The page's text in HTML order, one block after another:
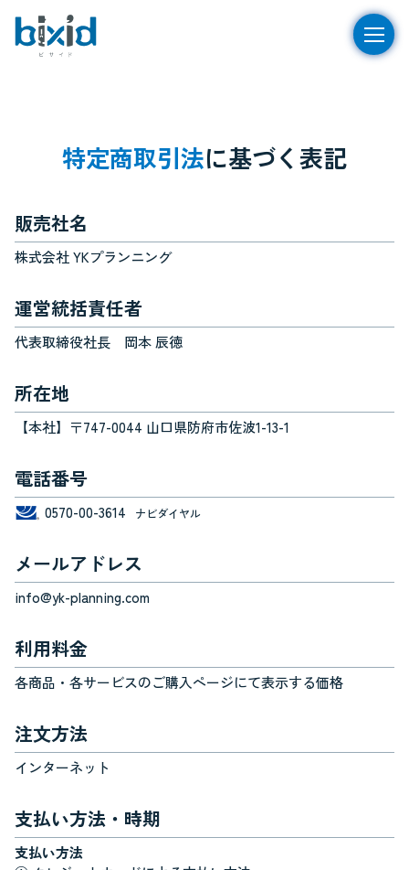
特定商取引法に基づく表記
販売社名
株式会社 YKプランニング
運営統括責任者
代表取締役社長 岡本 辰徳
所在地
【本社】〒747-0044 山口県防府市佐波1-13-1
電話番号
0570-00-3614
メールアドレス
info@yk-planning.com
利用料金
各商品・各サービスのご購入ページにて表示する価格
注文方法
インターネット
支払い方法・時期
支払い方法